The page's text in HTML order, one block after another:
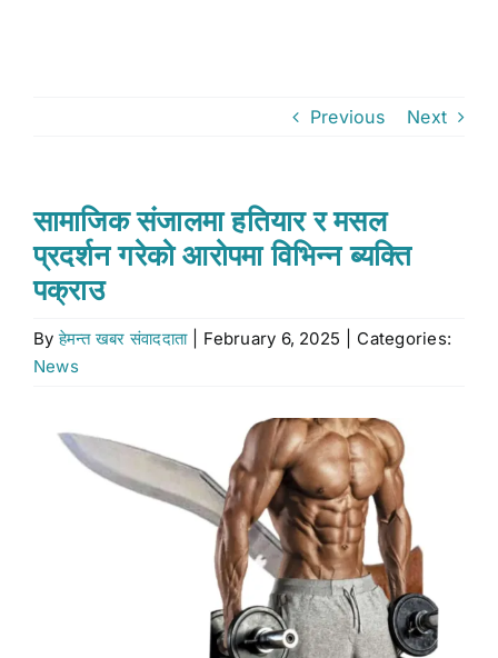
Stock market
Search
for:
Previous Next
सामाजिक संजालमा हतियार र मसल
प्रदर्शन गरेको आरोपमा विभिन्न ब्यक्ति
पक्राउ
Byहेमन्त खबर संवाददाता February 6, 2025
Categories:
News
View
Larger